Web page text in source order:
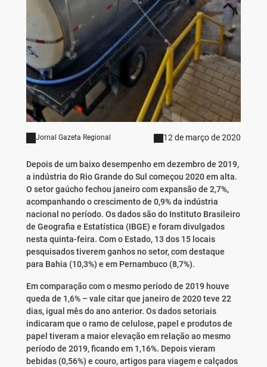
Jornal Gazeta Regional 12 de março de 2020
Depois de um baixo desempenho em dezembro de 2019,
a indústria do Rio Grande do Sul começou 2020 em alta.
O setor gaúcho fechou janeiro com expansão de 2,7%,
acompanhando o crescimento de 0,9% da indústria
nacional no período. Os dados são do Instituto Brasileiro
de Geografia e Estatística (IBGE) e foram divulgados
nesta quinta-feira. Com o Estado, 13 dos 15 locais
pesquisados tiverem ganhos no setor, com destaque
para Bahia (10,3%) e em Pernambuco (8,7%).
Em comparação com o mesmo período de 2019 houve
queda de 1,6% – vale citar que janeiro de 2020 teve 22
dias, igual mês do ano anterior. Os dados setoriais
indicaram que o ramo de celulose, papel e produtos de
papel tiveram a maior elevação em relação ao mesmo
período de 2019, ficando em 1,16%. Depois vieram
bebidas (0,56%) e couro, artigos para viagem e calçados